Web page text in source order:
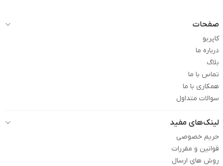
صفحات
کاپریو
درباره ما
بلاگ
تماس با ما
همکاری با ما
سوالات متداول
لینک‌های مفید
حریم خصوصی
قوانین و مقررات
روش های ارسال